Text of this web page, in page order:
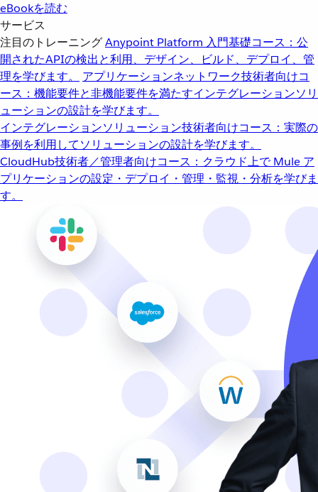
eBookを読む
サービス
注目のトレーニングAnypoint Platform 入門基礎コース：公
開されたAPIの検出と利用、デザイン、ビルド、デプロイ、管
理を学びます。
アプリケーションネットワーク技術者向けコ
ース：機能要件と非機能要件を満たすインテグレーションソリ
ューションの設計を学びます。
インテグレーションソリューション技術者向けコース：実際の
事例を利用してソリューションの設計を学びます。
CloudHub技術者／管理者向けコース：クラウド上で Mule ア
プリケーションの設定・デプロイ・管理・監視・分析を学びま
す。